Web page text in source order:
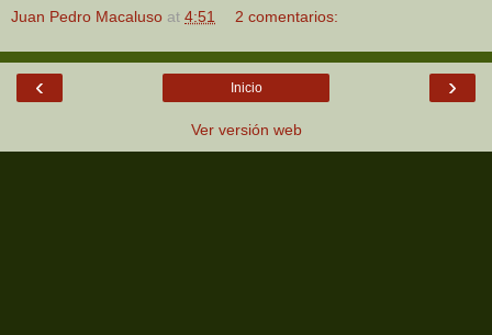
Juan Pedro Macaluso at 4:51 2 comentarios:
‹ ›
Inicio
Ver versión web